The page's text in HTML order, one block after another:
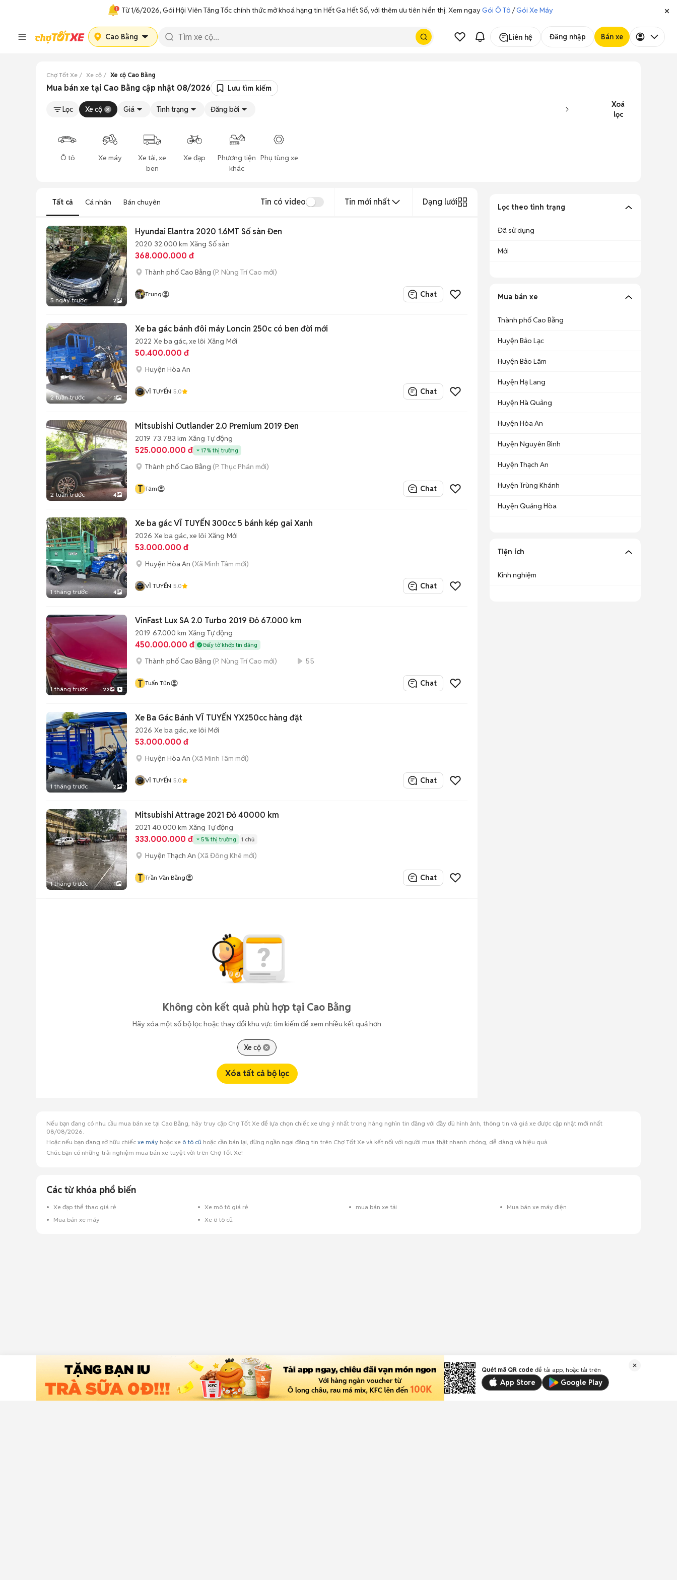
Từ 1/6/2026, Gói Hội Viên Tăng Tốc chính thức mở khoá hạng tin Hết Ga Hết Số, với thêm ưu tiên hiển thị. Xem ngayGói Ô Tô /Gói Xe Máy
Cao Bằng Liên hệ Đăng nhập Bán xe
Chợ Tốt Xe Xe cộ Xe cộ Cao Bằng
Mua bán xe tại Cao Bằng cập nhật 08/2026 Lưu tìm kiếm
Lọc Xe cộ Giá Tình trạng Đăng bởi
Xoá
lọc
Ô tô Xe máy
Xe tải, xe
ben
Xe đạp
Phương tiện
khác
Phụ tùng xe
Tất cả Cá nhân Bán chuyên Tin có video Tin mới nhất Dạng lưới
5 ngày trước 2
Hyundai Elantra 2020 1.6MT Số sàn Đen
2020 32.000 km Xăng Số sàn
368.000.000 đ
Thành phố Cao Bằng (P. Nùng Trí Cao mới)
Trung Chat
2 tuần trước 1
Xe ba gác bánh đôi máy Loncin 250c có ben đời mới
2022 Xe ba gác, xe lôi Xăng Mới
50.400.000 đ
Huyện Hòa An
VĨ TUYẾN 5.0 Chat
2 tuần trước 4
Mitsubishi Outlander 2.0 Premium 2019 Đen
2019 73.783 km Xăng Tự động
525.000.000 đ 17% thị trường
Thành phố Cao Bằng (P. Thục Phán mới)
T Tâm Chat
1 tháng trước 4
Xe ba gác VĨ TUYẾN 300cc 5 bánh kép gai Xanh
2026 Xe ba gác, xe lôi Xăng Mới
53.000.000 đ
Huyện Hòa An (Xã Minh Tâm mới)
VĨ TUYẾN 5.0 Chat
1 tháng trước 22
VinFast Lux SA 2.0 Turbo 2019 Đỏ 67.000 km
2019 67.000 km Xăng Tự động
450.000.000 đ Giấy tờ khớp tin đăng
Thành phố Cao Bằng (P. Nùng Trí Cao mới) 55
T Tuấn Tũn Chat
1 tháng trước 2
Xe Ba Gác Bánh VĨ TUYẾN YX250cc hàng đặt
2026 Xe ba gác, xe lôi Mới
53.000.000 đ
Huyện Hòa An (Xã Minh Tâm mới)
VĨ TUYẾN 5.0 Chat
1 tháng trước 1
Mitsubishi Attrage 2021 Đỏ 40000 km
2021 40.000 km Xăng Tự động
333.000.000 đ 5% thị trường 1 chủ
Huyện Thạch An (Xã Đông Khê mới)
T Trần Văn Bằng Chat
Không còn kết quả phù hợp tại Cao Bằng
Hãy xóa một số bộ lọc hoặc thay đổi khu vực tìm kiếm để xem nhiều kết quả hơn
Xe cộ
Xóa tất cả bộ lọc
Lọc theo tình trạng
Đã sử dụng
Mới
Mua bán xe
Thành phố Cao Bằng
Huyện Bảo Lạc
Huyện Bảo Lâm
Huyện Hạ Lang
Huyện Hà Quảng
Huyện Hòa An
Huyện Nguyên Bình
Huyện Thạch An
Huyện Trùng Khánh
Huyện Quảng Hòa
Tiện ích
Kinh nghiệm
Nếu bạn đang có nhu cầu mua bán xe tại Cao Bằng, hãy truy cập Chợ Tốt Xe để lựa chọn chiếc xe ưng ý nhất trong hàng nghìn tin đăng với đầy đủ hình ảnh, thông tin và giá xe được cập nhật mới nhất
08/08/2026.
Hoặc nếu bạn đang sở hữu chiếc xe máy hoặc xe ô tô cũ hoặc cần bán lại, đừng ngần ngại đăng tin trên Chợ Tốt Xe và kết nối với người mua thật nhanh chóng, dễ dàng và hiệu quả.
Chúc bạn có những trải nghiệm mua bán xe tuyệt vời trên Chợ Tốt Xe!
Các từ khóa phổ biến
Xe đạp thể thao giá rẻ Xe mô tô giá rẻ mua bán xe tải
Mua bán xe máy điện
Mua bán xe máy
Xe ô tô cũ
Quét mã QR code để tải app, hoặc tải trên
App Store Google Play